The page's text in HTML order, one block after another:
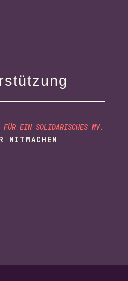
FÜR EIN SOLIDARISCHES MV.
MITMACHEN